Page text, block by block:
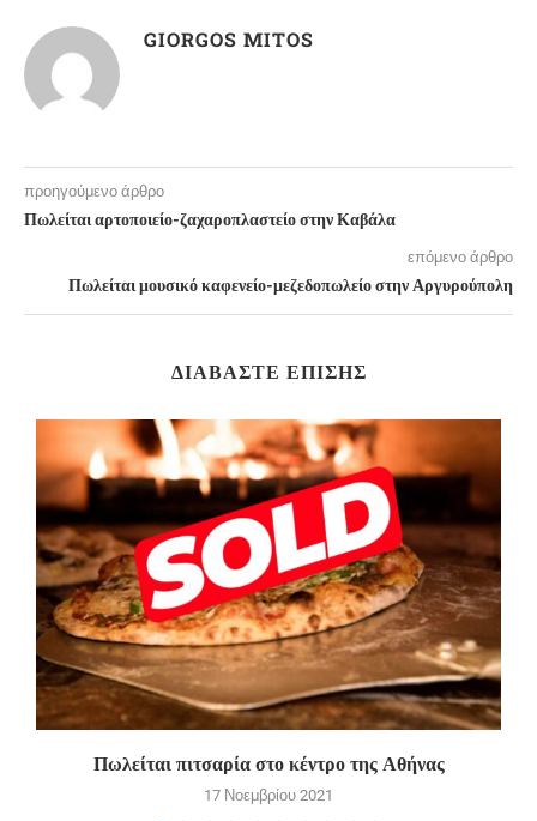
GIORGOS MITOS
προηγούμενο άρθρο
Πωλείται αρτοποιείο-ζαχαροπλαστείο στην Καβάλα
επόμενο άρθρο
Πωλείται μουσικό καφενείο-μεζεδοπωλείο στην Αργυρούπολη
ΔΙΑΒΆΣΤΕ ΕΠΊΣΗΣ
Πωλείται πιτσαρία στο κέντρο της Αθήνας
17 Νοεμβρίου 2021